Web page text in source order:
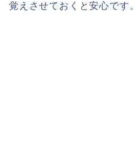
覚えさせておくと安心です。